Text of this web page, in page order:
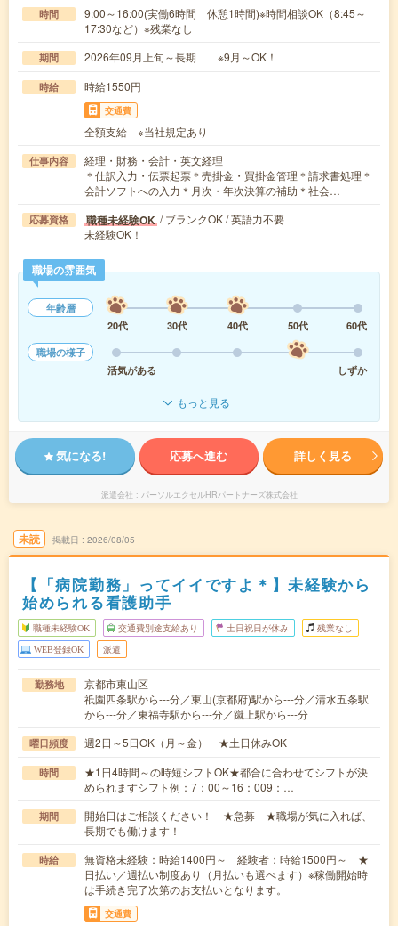
時間
9:00～16:00(実働6時間 休憩1時間)※時間相談OK（8:45～
17:30など）※残業なし
期間 2026年09月上旬～長期 ※9月～OK！
時給 時給1550円
交通費
全額支給 ※当社規定あり
仕事内容
経理・財務・会計・英文経理
＊仕訳入力・伝票起票＊売掛金・買掛金管理＊請求書処理＊
会計ソフトへの入力＊月次・年次決算の補助＊社会…
応募資格 職種未経験OK / ブランクOK / 英語力不要
未経験OK！
職場の雰囲気
年齢層
20代
30代 40代 50代
60代
職場の様子
活気がある
しずか
もっと見る
気になる! 応募へ進む 詳しく見る
派遣会社 パーソルエクセルHRパートナーズ株式会社
未読 掲載日 2026/08/05
【「病院勤務」ってイイですよ＊】未経験から
始められる看護助手
職種未経験OK 交通費別途支給あり 土日祝日が休み 残業なし
WEB登録OK 派遣
勤務地
京都市東山区
祇園四条駅から---分／東山(京都府)駅から---分／清水五条駅
から---分／東福寺駅から---分／蹴上駅から---分
曜日頻度 週2日～5日OK（月～金） ★土日休みOK
時間
★1日4時間～の時短シフトOK★都合に合わせてシフトが決
められますシフト例：7：00～16：009：…
期間
開始日はご相談ください！ ★急募 ★職場が気に入れば、
長期でも働けます！
時給
無資格未経験：時給1400円～ 経験者：時給1500円～ ★
日払い／週払い制度あり（月払いも選べます）※稼働開始時
は手続き完了次第のお支払いとなります。
交通費